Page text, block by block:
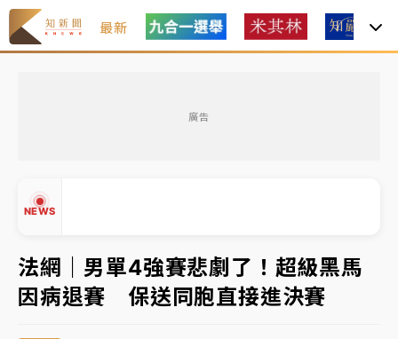
最新
廣告
NEWS
《知新聞》揭「運科計畫」人體實驗黑幕 運動部不追
究！遭監委質疑
台股處置新制明天上路 4大鬆綁一次看
周末精選｜
鎢業董座離奇命喪豪宅！檢警3方向追出前
法網｜男單4強賽悲劇了！超級黑馬
因病退賽 保送同胞直接進決賽